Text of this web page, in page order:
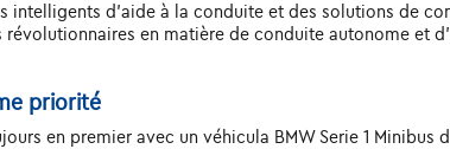
intelligents d'aide à la conduite et des solutions de
en matière de conduite autonome et
priorité
en premier avec un véhicula BMW Serie 1